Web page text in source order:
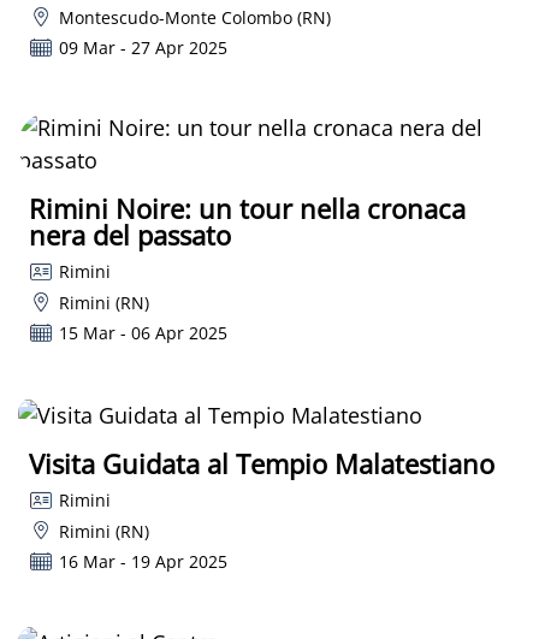
Montescudo-Monte Colombo (RN)
09 Mar - 27 Apr 2025
Rimini Noire: un tour nella cronaca
nera del passato
Rimini
Rimini (RN)
15 Mar - 06 Apr 2025
Visita Guidata al Tempio Malatestiano
Rimini
Rimini (RN)
16 Mar - 19 Apr 2025